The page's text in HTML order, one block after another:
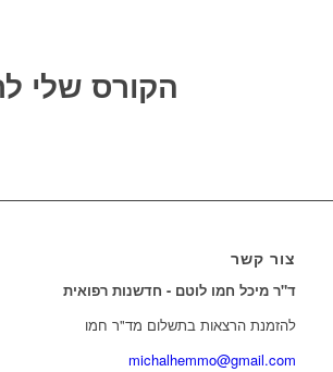
הקורס שלי
צור קשר
ד"ר מיכל חמו לוטם - חדשנות רפואית
להזמנת הרצאות בתשלום מד"ר חמו
michalhemmo@gmail.com